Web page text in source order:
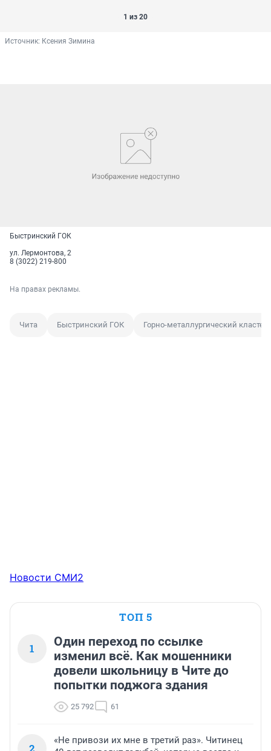
1 из 20
Источник: Ксения Зимина
Быстринский ГОК
ул. Лермонтова, 2
8 (3022) 219-800
На правах рекламы.
Чита Быстринский ГОК Горно-металлургический кластер
Новости СМИ2
ТОП 5
1
Один переход по ссылке
изменил всё. Как мошенники
довели школьницу в Чите до
попытки поджога здания
25 792 61
2
«Не привози их мне в третий раз». Читинец